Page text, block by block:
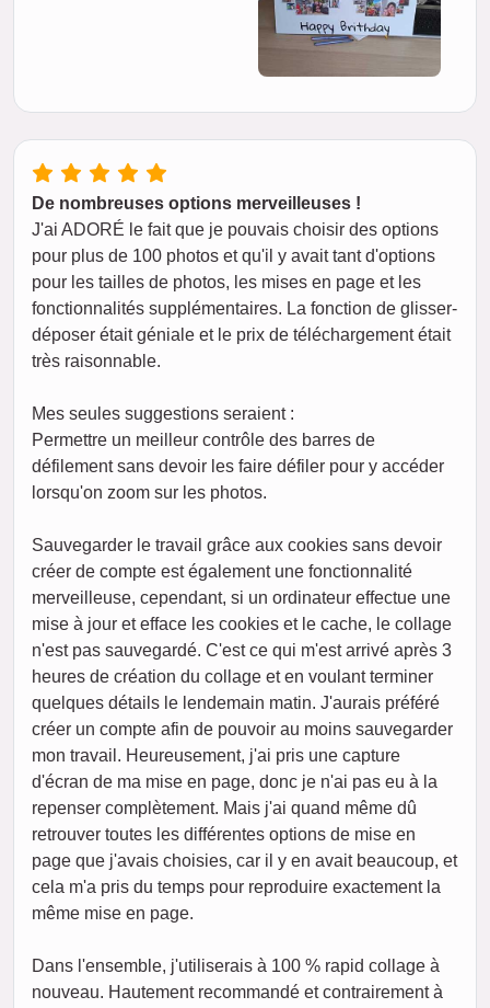
De nombreuses options merveilleuses !
J'ai ADORÉ le fait que je pouvais choisir des options
pour plus de 100 photos et qu'il y avait tant d'options
pour les tailles de photos, les mises en page et les
fonctionnalités supplémentaires. La fonction de glisser-
déposer était géniale et le prix de téléchargement était
très raisonnable.
Mes seules suggestions seraient :
Permettre un meilleur contrôle des barres de
défilement sans devoir les faire défiler pour y accéder
lorsqu'on zoom sur les photos.
Sauvegarder le travail grâce aux cookies sans devoir
créer de compte est également une fonctionnalité
merveilleuse, cependant, si un ordinateur effectue une
mise à jour et efface les cookies et le cache, le collage
n'est pas sauvegardé. C'est ce qui m'est arrivé après 3
heures de création du collage et en voulant terminer
quelques détails le lendemain matin. J'aurais préféré
créer un compte afin de pouvoir au moins sauvegarder
mon travail. Heureusement, j'ai pris une capture
d'écran de ma mise en page, donc je n'ai pas eu à la
repenser complètement. Mais j'ai quand même dû
retrouver toutes les différentes options de mise en
page que j'avais choisies, car il y en avait beaucoup, et
cela m'a pris du temps pour reproduire exactement la
même mise en page.
Dans l'ensemble, j'utiliserais à 100 % rapid collage à
nouveau. Hautement recommandé et contrairement à